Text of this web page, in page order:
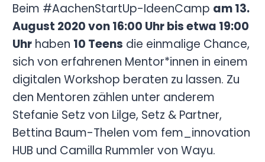
Beim #AachenStartUp-IdeenCamp am 13.
August 2020 von 16:00 Uhr bis etwa 19:00
Uhrhaben 10 Teens die einmalige Chance,
sich von erfahrenen Mentor*innen in einem
digitalen Workshop beraten zu lassen. Zu
den Mentoren zählen unter anderem
Stefanie Setz von Lilge, Setz & Partner,
Bettina Baum-Thelen vom fem_innovation
HUB und Camilla Rummler von Wayu.